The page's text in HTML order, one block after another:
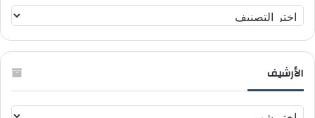
ق
س
م
الأرشيف